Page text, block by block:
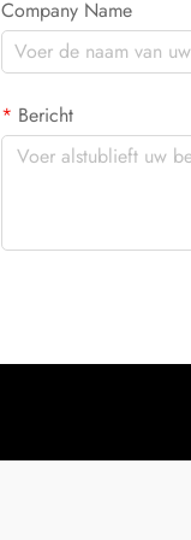
Company Name
Bericht